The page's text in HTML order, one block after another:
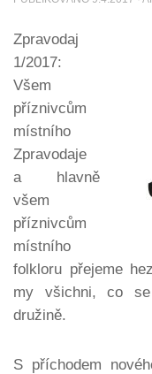
Zpravodaj
1/2017:
Všem
příznivcům
místního
Zpravodaje
a hlavně
všem
příznivcům
místního
folkloru přejeme
my všichni, co
družině.
S příchodem